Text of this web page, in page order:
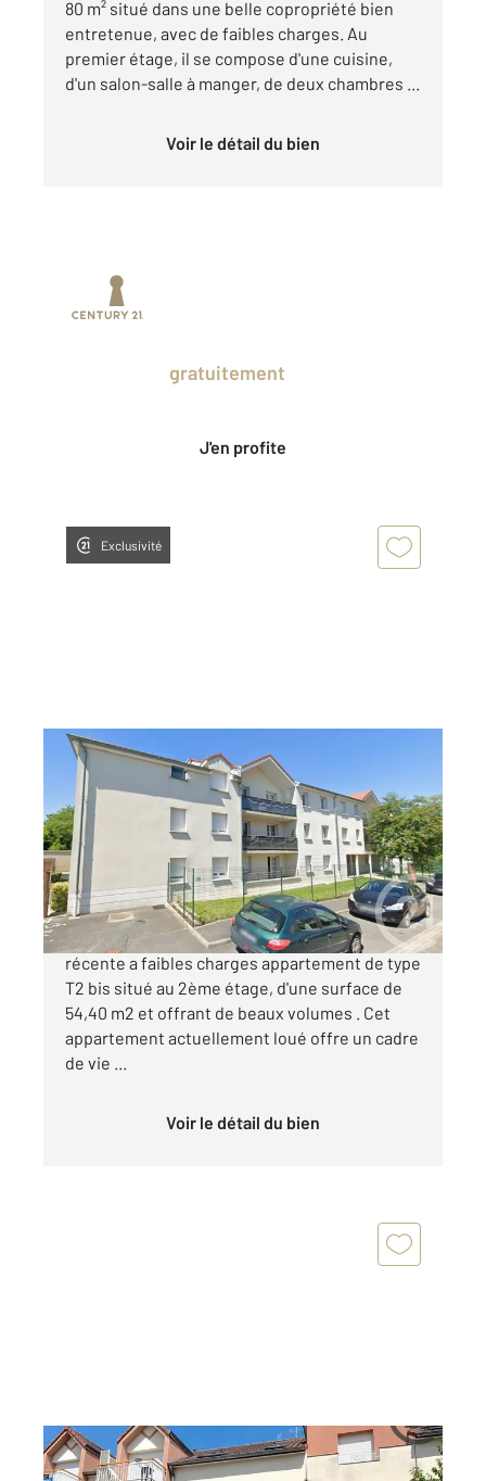
80 m² situé dans une belle copropriété bien
entretenue, avec de faibles charges. Au
premier étage, il se compose d'une cuisine,
d'un salon-salle à manger, de deux chambres ...
Voir le détail du bien
gratuitement
J'en profite
Exclusivité
CHALONS EN CHAMPAGNE 51
54,30 m
, 54 pièces
Ref : 8189
Appartement F2 Bis à vendre
110 000 €
Chalons en Champagne dans une copropriété
récente a faibles charges appartement de type
T2 bis situé au 2ème étage, d'une surface de
54,40 m2 et offrant de beaux volumes . Cet
appartement actuellement loué offre un cadre
de vie ...
Voir le détail du bien
CHALONS EN CHAMPAGNE 51
52,54 m2 , 2 pièces